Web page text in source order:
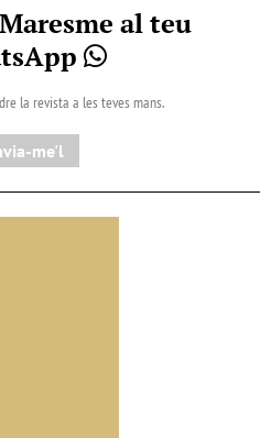
al teu
la revista a les teves mans.
me'l